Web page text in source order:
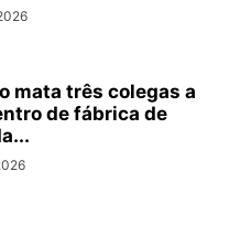
mata três colegas a
de fábrica de